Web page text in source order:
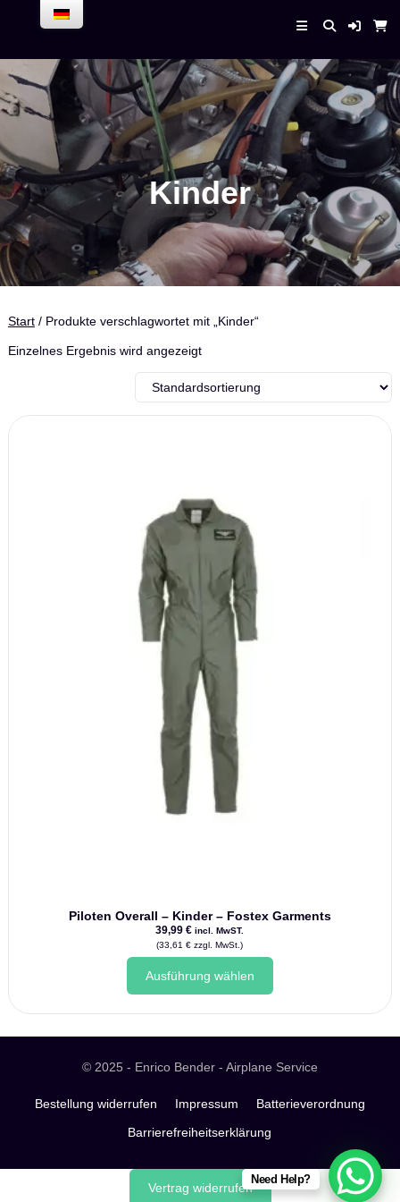
AirPlaneService
Kinder
Start/ Produkte verschlagwortet mit „Kinder“
Einzelnes Ergebnis wird angezeigt
Piloten Overall – Kinder – Fostex Garments
39,99€ incl. MwST.
(33,61€ zzgl. MwSt.)
Ausführung wählen
Dieses
mehrere
Die
können
Produktseite
gewählt
werden
© 2025 - Enrico Bender - Airplane Service
Bestellung widerrufen Impressum
Batterieverordnung
Barrierefreiheitserklärung
Vertrag widerrufen
Need Help?